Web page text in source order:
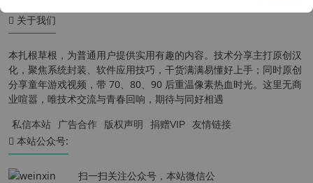
关于我们
本扎根草根，为普通用户提供实用有趣的内容。技术分享主打原创汉
化，聚焦系统封装、软件应用技巧，干货满满易懂好上手；同时原创
分享童年游戏视频，带 70、80、90 后重温像素热血时光。这里无商
业喧嚣，唯技术交流与青春回响，期待与同好相遇
私信本站 广告合作 版权声明 捐赠VIP 友情链接
本站公众号:
扫一扫关注公众号，本站微信公